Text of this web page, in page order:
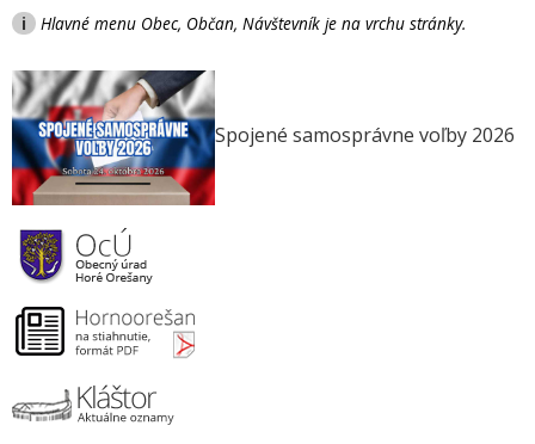
i Hlavné menu Obec, Občan, Návštevník je na vrchu stránky.
Spojené samosprávne voľby 2026